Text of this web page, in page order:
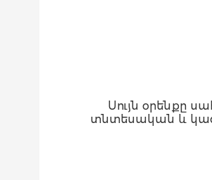
Սույն օրենքը
տնտեսական և